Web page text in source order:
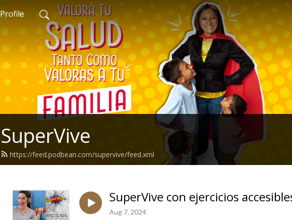
Profile
SuperVive
https://feed.podbean.com/supervive/feed.xml
SuperVive con ejercicios
Aug 7, 2024